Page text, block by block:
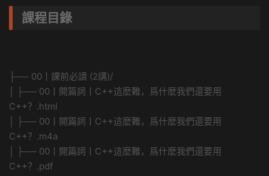
課程目錄
├── 00丨課前必讀 (2講)/
│ ├── 00丨開篇詞丨C++這麽難，爲什麽我們還要用
C++？.html
│ ├── 00丨開篇詞丨C++這麽難，爲什麽我們還要用
C++？.m4a
│ ├── 00丨開篇詞丨C++這麽難，爲什麽我們還要用
C++？.pdf